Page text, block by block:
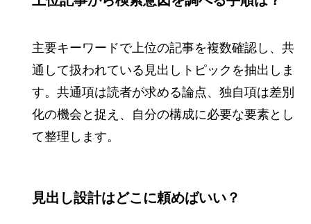
主要キーワードで上位の記事を複数確認し、共
通して扱われている見出しトピックを抽出しま
す。共通項は読者が求める論点、独自項は差別
化の機会と捉え、自分の構成に必要な要素とし
て整理します。
見出し設計はどこに頼めばいい？